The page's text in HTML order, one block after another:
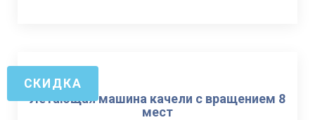
Летающая машина качели с вращением 8
мест
СКИДКА